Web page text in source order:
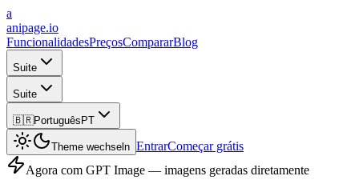
a
anipage.io
FuncionalidadesPreçosCompararBlog
Suite
Suite
🇧🇷Português PT
Theme wechseln EntrarComeçar grátis
Agora com GPT Image — imagens geradas diretamente